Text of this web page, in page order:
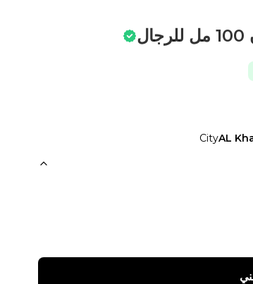
CityAL